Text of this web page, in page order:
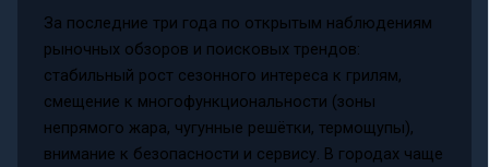
За последние три года по открытым наблюдениям
рыночных обзоров и поисковых трендов:
стабильный рост сезонного интереса к грилям,
смещение к многофункциональности (зоны
непрямого жара, чугунные решётки, термощупы),
внимание к безопасности и сервису. В городах чаще